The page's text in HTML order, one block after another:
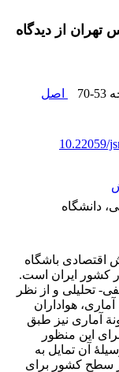
تهران از دیدگاه
70-53
اصل
10.22059/
دانشگاه
باشگاه
کشور ایران است.
تحلیلی و از نظر
هواداران
آماری نیز طبق
با 506 نفر بود. برای این منظور
آن تمایل به
سطح کشور برای